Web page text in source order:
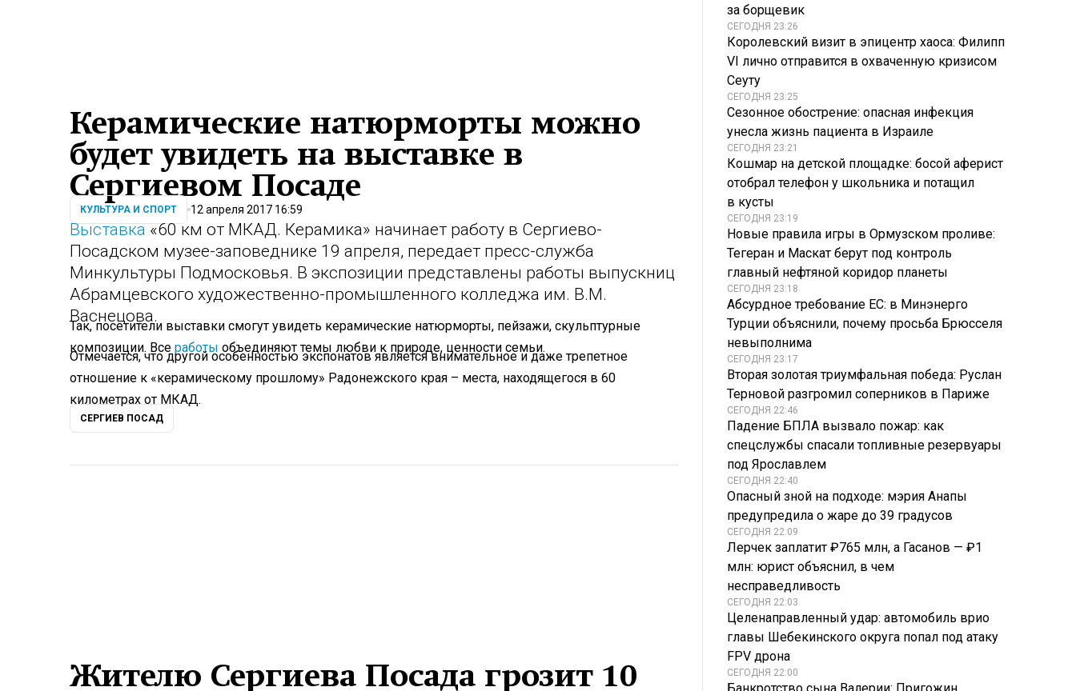
Керамические натюрморты можно
будет увидеть на выставке в
Сергиевом Посаде
КУЛЬТУРА И СПОРТ 12 апреля 2017 16:59
Выставка«60 км от МКАД. Керамика» начинает работу в Сергиево-
Посадском музее-заповеднике 19 апреля, передает пресс-служба
Минкультуры Подмосковья. В экспозиции представлены работы выпускниц
Абрамцевского художественно-промышленного колледжа им. В.М.
Васнецова.
Так, посетители выставки смогут увидеть керамические натюрморты, пейзажи, скульптурные
композиции. Все работы объединяют темы любви к природе, ценности семьи.
Отмечается, что другой особенностью экспонатов является внимательное и даже трепетное
отношение к «керамическому прошлому» Радонежского края – места, находящегося в 60
километрах от МКАД.
СЕРГИЕВ ПОСАД
Жителю Сергиева Посада грозит 10
за борщевик
СЕГОДНЯ 23:26
Королевский визит в эпицентр хаоса: Филипп
VI лично отправится в охваченную кризисом
Сеуту
СЕГОДНЯ 23:25
Сезонное обострение: опасная инфекция
унесла жизнь пациента в Израиле
СЕГОДНЯ 23:21
Кошмар на детской площадке: босой аферист
отобрал телефон у школьника и потащил
в кусты
СЕГОДНЯ 23:19
Новые правила игры в Ормузском проливе:
Тегеран и Маскат берут под контроль
главный нефтяной коридор планеты
СЕГОДНЯ 23:18
Абсурдное требование ЕС: в Минэнерго
Турции объяснили, почему просьба Брюсселя
невыполнима
СЕГОДНЯ 23:17
Вторая золотая триумфальная победа: Руслан
Терновой разгромил соперников в Париже
СЕГОДНЯ 22:46
Падение БПЛА вызвало пожар: как
спецслужбы спасали топливные резервуары
под Ярославлем
СЕГОДНЯ 22:40
Опасный зной на подходе: мэрия Анапы
предупредила о жаре до 39 градусов
СЕГОДНЯ 22:09
Лерчек заплатит ₽765 млн, а Гасанов — ₽1
млн: юрист объяснил, в чем
несправедливость
СЕГОДНЯ 22:03
Целенаправленный удар: автомобиль врио
главы Шебекинского округа попал под атаку
FPV дрона
СЕГОДНЯ 22:00